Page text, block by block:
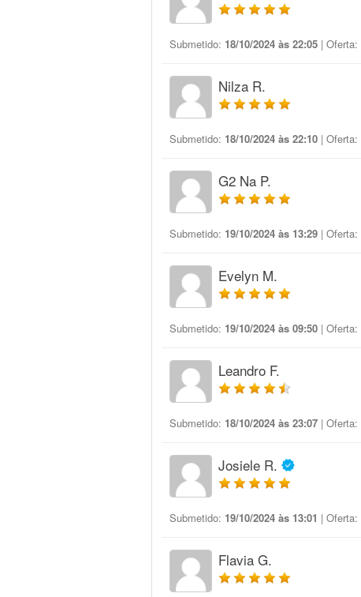
Submetido: 18/10/2024 às 22:05 | Oferta:
Nilza R.
Submetido: 18/10/2024 às 22:10 | Oferta:
G2 Na P.
Submetido: 19/10/2024 às 13:29 | Oferta:
Evelyn M.
Submetido: 19/10/2024 às 09:50 | Oferta:
Leandro F.
Submetido: 18/10/2024 às 23:07 | Oferta:
Josiele R.
Submetido: 19/10/2024 às 13:01 | Oferta:
Flavia G.